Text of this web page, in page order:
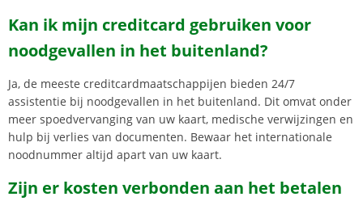
Kan ik mijn creditcard gebruiken voor
noodgevallen in het buitenland?
Ja, de meeste creditcardmaatschappijen bieden 24/7
assistentie bij noodgevallen in het buitenland. Dit omvat onder
meer spoedvervanging van uw kaart, medische verwijzingen en
hulp bij verlies van documenten. Bewaar het internationale
noodnummer altijd apart van uw kaart.
Zijn er kosten verbonden aan het betalen